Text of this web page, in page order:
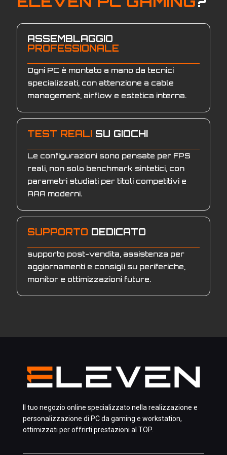
ASSEMBLAGGIO
PROFESSIONALE
Ogni PC è montato a mano da tecnici
specializzati, con attenzione a cable
management, airflow e estetica interna.
TEST REALI SU GIOCHI
Le configurazioni sono pensate per FPS
reali, non solo benchmark sintetici, con
parametri studiati per titoli competitivi e
AAA moderni.
SUPPORTO DEDICATO
supporto post-vendita, assistenza per
aggiornamenti e consigli su periferiche,
monitor e ottimizzazioni future.
Il tuo negozio online specializzato nella realizzazione e
personalizzazione di PC da gaming e workstation,
ottimizzati per offrirti prestazioni al TOP.